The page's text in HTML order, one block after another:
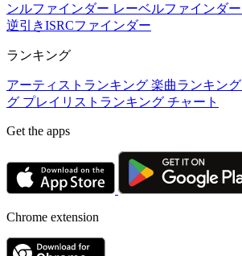
ンルファインダー レーベルファインダー
逆引きISRCファインダー
ランキング
アーティストランキング 楽曲ランキング
グ プレイリストランキング チャート
Get the apps
Chrome extension